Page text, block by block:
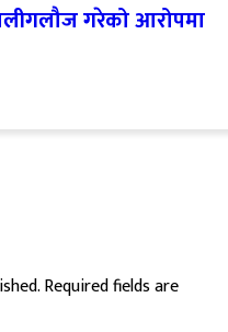
गरेको आरोपमा
Required fields are